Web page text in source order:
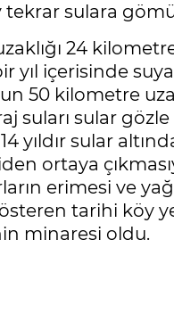
tekrar sulara
24
yıl içerisinde
50 kilometre
suları sular
yıldır sular
ortaya
erimesi ve
tarihi köy
minaresi oldu.